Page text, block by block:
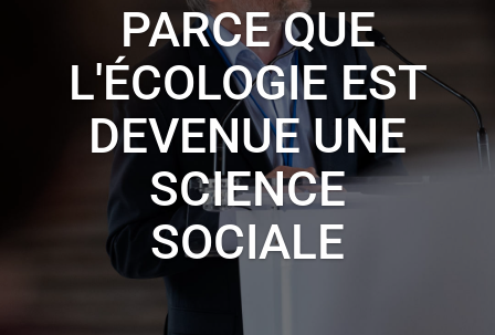
PARCE QUE
L'ÉCOLOGIE EST
DEVENUE UNE
SCIENCE
SOCIALE